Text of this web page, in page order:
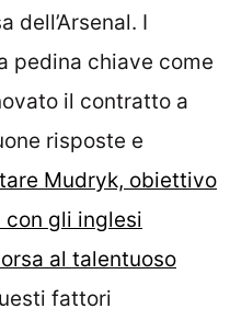
dell’Arsenal. I
pedina chiave come
il contratto a
risposte e
Mudryk, obiettivo
con gli inglesi
al talentuoso
fattori